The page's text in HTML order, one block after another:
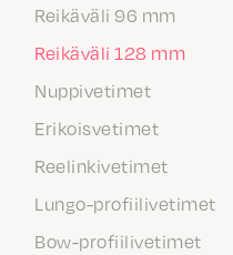
Reikäväli 96 mm
Reikäväli 128 mm
Nuppivetimet
Erikoisvetimet
Reelinkivetimet
Lungo-profiilivetimet
Bow-profiilivetimet